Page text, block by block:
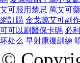
艾可服用禁忌 萬艾可
網訂購 金戈萬艾可副
可可以刷醫保卡嗎 必
坏处么 早射康復訓練